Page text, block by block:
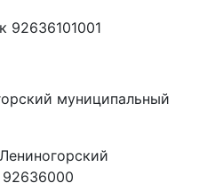
92636101001
муниципальный